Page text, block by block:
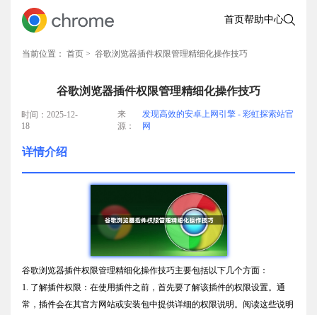
首页帮助中心
当前位置： 首页 > 谷歌浏览器插件权限管理精细化操作技巧
谷歌浏览器插件权限管理精细化操作技巧
时间：2025-12-
18
来
源：
发现高效的安卓上网引擎 - 彩虹探索站官
网
详情介绍
谷歌浏览器插件权限管理精细化操作技巧主要包括以下几个方面：
1. 了解插件权限：在使用插件之前，首先要了解该插件的权限设置。通
常，插件会在其官方网站或安装包中提供详细的权限说明。阅读这些说明